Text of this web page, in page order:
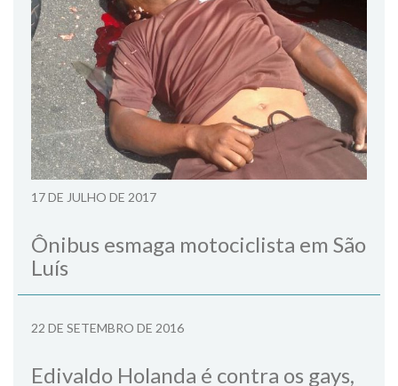
17 DE JULHO DE 2017
Ônibus esmaga motociclista em São
Luís
22 DE SETEMBRO DE 2016
Edivaldo Holanda é contra os gays,